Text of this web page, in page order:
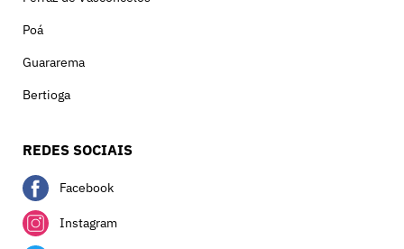
Poá
Guararema
Bertioga
REDES SOCIAIS
Facebook
Instagram